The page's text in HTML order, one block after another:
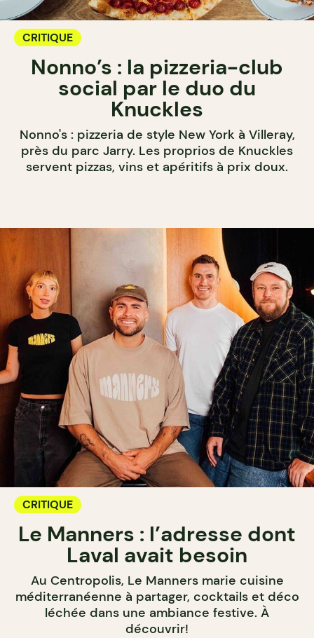
CRITIQUE
Nonno’s : la pizzeria-club
social par le duo du
Knuckles
Nonno's : pizzeria de style New York à Villeray,
près du parc Jarry. Les proprios de Knuckles
servent pizzas, vins et apéritifs à prix doux.
CRITIQUE
Le Manners : l’adresse dont
Laval avait besoin
Au Centropolis, Le Manners marie cuisine
méditerranéenne à partager, cocktails et déco
léchée dans une ambiance festive. À
découvrir!